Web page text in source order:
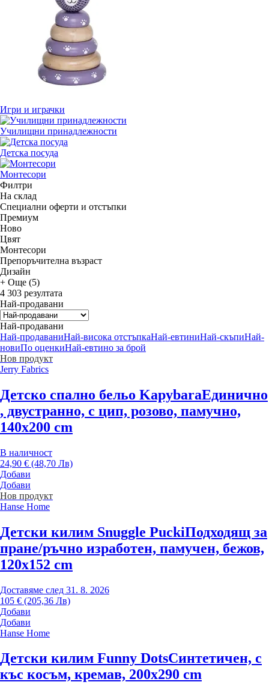
Игри и играчки
Училищни принадлежности
Детска посуда
Монтесори
Филтри
На склад
Специални оферти и отстъпки
Премиум
Новo
Цвят
Монтесори
Препоръчителна възраст
Дизайн
+ Още (5)
4 303 резултата
Най-продавани
Най-продавани
Най-продаваниНай-висока отстъпкаНай-евтиниНай-скъпиНай-
новиПо оценкиНай-евтино за брой
Нов продукт
Jerry Fabrics
Детско спално бельо KapybaraЕдинично
, двустранно, с цип, розово, памучно,
140x200 cm
В наличност
24,90 € (48,70 Лв)
Добави
Добави
Нов продукт
Hanse Home
Детски килим Snuggle PuckiПодходящ за
пране/ръчно изработен, памучен, бежов,
120x152 cm
Доставяме след 31. 8. 2026
105 € (205,36 Лв)
Добави
Добави
Hanse Home
Детски килим Funny DotsСинтетичен, с
къс косъм, кремав, 200x290 cm